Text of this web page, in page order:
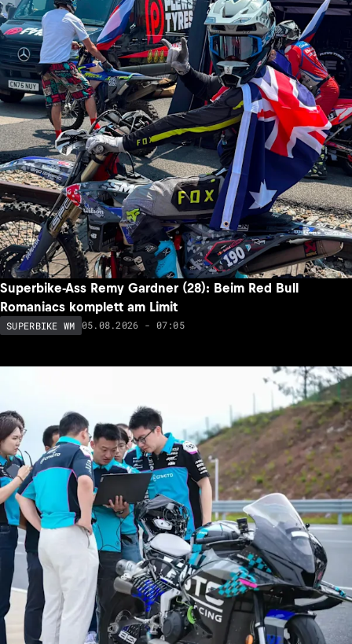
Superbike-Ass Remy Gardner (28): Beim Red Bull
Romaniacs komplett am Limit
SUPERBIKE WM 05.08.2026 - 07:05